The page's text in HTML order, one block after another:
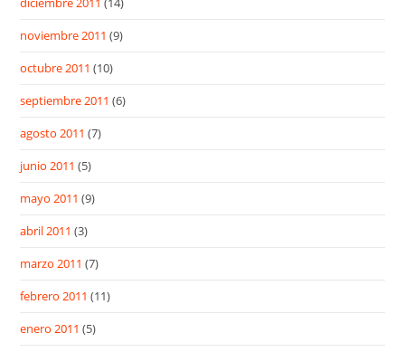
noviembre 2011 (9)
octubre 2011 (10)
septiembre 2011 (6)
agosto 2011 (7)
junio 2011 (5)
mayo 2011 (9)
abril 2011 (3)
marzo 2011 (7)
febrero 2011 (11)
enero 2011 (5)